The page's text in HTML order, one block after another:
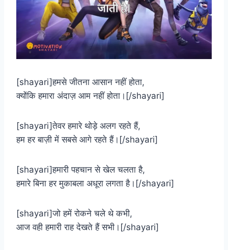
[shayari]हमसे जीतना आसान नहीं होता,
क्योंकि हमारा अंदाज़ आम नहीं होता।[/shayari]
[shayari]तेवर हमारे थोड़े अलग रहते हैं,
हम हर बाज़ी में सबसे आगे रहते हैं।[/shayari]
[shayari]हमारी पहचान से खेल चलता है,
हमारे बिना हर मुकाबला अधूरा लगता है।[/shayari]
[shayari]जो हमें रोकने चले थे कभी,
आज वही हमारी राह देखते हैं सभी।[/shayari]